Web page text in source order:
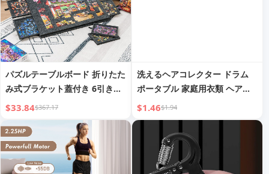
パズルテーブルボード 折りたた
み式ブラケット蓋付き 6引き出
し ポータブル 大人・子供用 パ
ズルマット 分類フェルト
$33.84$367.17
洗えるヘアコレクター ドラム
ポータブル 家庭用衣類 ヘアリ
ムーブ 粘着ヘアリムーバー ペ
ットダストクリーニング 猫毛
ヘアリムーバー
$1.46$1.94